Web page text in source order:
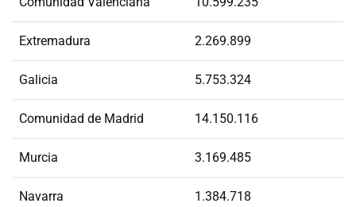
Extremadura 2.269.899
Galicia 5.753.324
Comunidad de Madrid 14.150.116
Murcia 3.169.485
Navarra 1.384.718